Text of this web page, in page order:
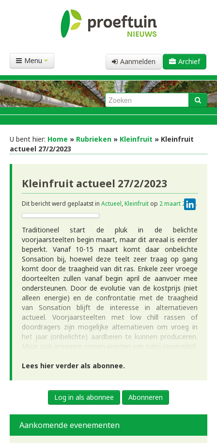
Aanmelden Archief
Menu
U bent hier: Home » Rubrieken » Kleinfruit » Kleinfruit
actueel 27/2/2023
Kleinfruit actueel 27/2/2023
Dit bericht werd geplaatst in Actueel,Kleinfruit op 2 maart 2023 .
Traditioneel start de pluk in de belichte
voorjaarsteelten begin maart, maar dit areaal is eerder
beperkt. Vanaf 10-15 maart komt daar onbelichte
Sonsation bij, hoewel deze teelt zeer traag op gang
komt door de traagheid van dit ras. Enkele zeer vroege
doorteelten zullen vanaf begin april de aanvoer mee
ondersteunen. Door de evolutie van de kostprijs (niet
alleen energie) en de confrontatie met de traagheid
van Sonsation blijft de interesse in alternatieven
actueel. Voorjaarsteelten met low chill rassen of
doordragers zijn mogelijke alternatieven om vroeg in
het jaar (onbelichte) aardbeien te kunnen produceren.
Lees hier verder als abonnee.
Log in als abonnee Abonneren
Aankomende evenementen